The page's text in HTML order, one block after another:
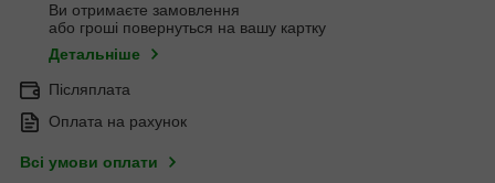
Ви отримаєте замовлення
або гроші повернуться на вашу картку
Детальніше
Післяплата
Оплата на рахунок
Всі умови оплати